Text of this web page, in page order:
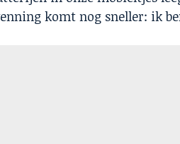
komt nog sneller: ik